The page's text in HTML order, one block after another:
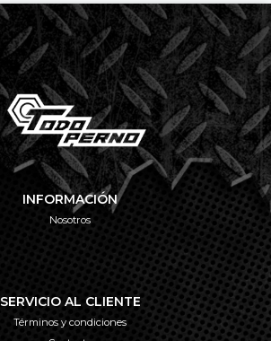
INFORMACIÓN
Nosotros
SERVICIO AL CLIENTE
Términos y condiciones